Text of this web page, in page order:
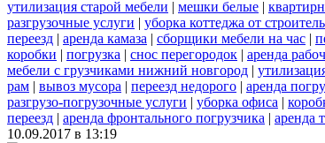
утилизация старой мебели | мешки белые |
разгрузочные услуги | уборка коттеджа от
переезд | аренда камаза | сборщики мебели на час |
коробки | погрузка | снос перегородок | аренда
мебели с грузчиками нижний новгород |
рам | вывоз мусора | переезд недорого | аренда
разгрузо-погрузочные услуги | уборка офиса |
переезд | аренда фронтального погрузчика | аренда
10.09.2017 в 13:19